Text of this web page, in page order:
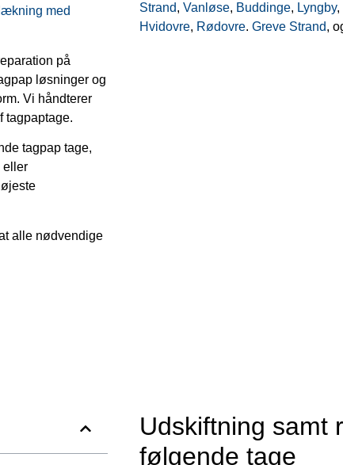
med
på
løsninger og
Vi håndterer
tagpaptage.
tagpap tage,
eller
alle nødvendige
Strand, Vanløse, Buddinge, Lyngby,
Hvidovre, Rødovre. Greve Strand,
Udskiftning samt
følgende tage